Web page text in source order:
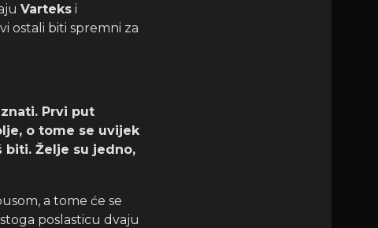
Varteksi
ostali biti spremni za
Prvi put
o tome se uvijek
biti. Želje su jedno,
a tome će se
poslasticu dvaju